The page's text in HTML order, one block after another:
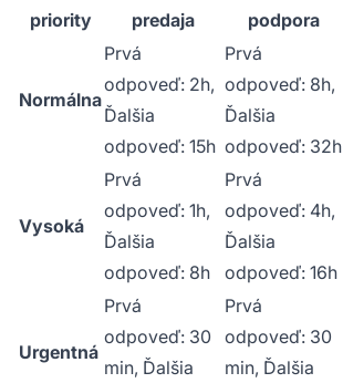
priority
predaja
podpora
Normálna
Prvá
odpoveď: 2h,
Ďalšia
odpoveď: 15h
Prvá
odpoveď: 8h,
Ďalšia
odpoveď: 32h
Vysoká
Prvá
odpoveď: 1h,
Ďalšia
odpoveď: 8h
Prvá
odpoveď: 4h,
Ďalšia
odpoveď: 16h
Urgentná
Prvá
odpoveď: 30
min, Ďalšia
Prvá
odpoveď: 30
min, Ďalšia